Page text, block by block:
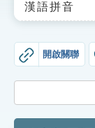
生字詞彙表
成語故事
索引選單
漢語拼音
開啟關聯